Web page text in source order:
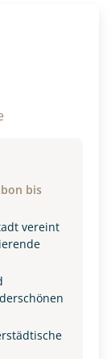
bis
vereint